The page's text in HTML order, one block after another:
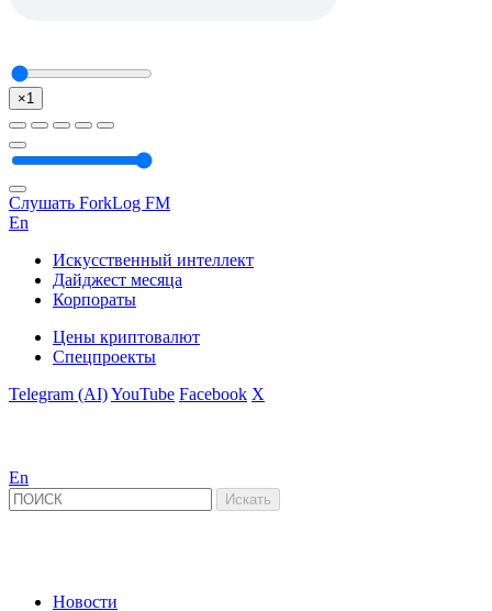
×1
Слушать ForkLog FM
En
Искусственный интеллект
Дайджест месяца
Корпораты
Цены криптовалют
Спецпроекты
Telegram (AI)YouTube Facebook X
En
Новости